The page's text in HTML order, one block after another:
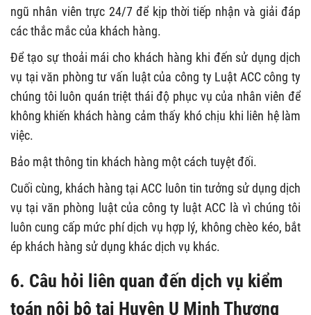
ngũ nhân viên trực 24/7 để kịp thời tiếp nhận và giải đáp
các thắc mắc của khách hàng.
Để tạo sự thoải mái cho khách hàng khi đến sử dụng dịch
vụ tại văn phòng tư vấn luật của công ty Luật ACC công ty
chúng tôi luôn quán triệt thái độ phục vụ của nhân viên để
không khiến khách hàng cảm thấy khó chịu khi liên hệ làm
việc.
Bảo mật thông tin khách hàng một cách tuyệt đối.
Cuối cùng, khách hàng tại ACC luôn tin tưởng sử dụng dịch
vụ tại văn phòng luật của công ty luật ACC là vì chúng tôi
luôn cung cấp mức phí dịch vụ hợp lý, không chèo kéo, bắt
ép khách hàng sử dụng khác dịch vụ khác.
6. Câu hỏi liên quan đến dịch vụ kiểm
toán nội bộ tại Huyện U Minh Thượng